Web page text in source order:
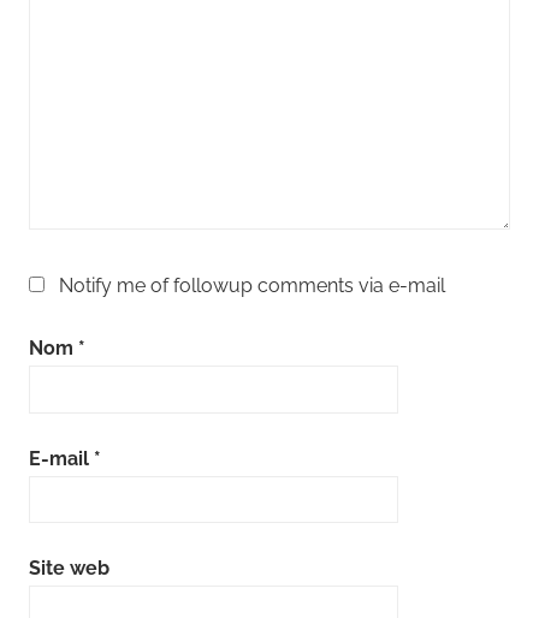
Notify me of followup comments via e-mail
Nom *
E-mail *
Site web